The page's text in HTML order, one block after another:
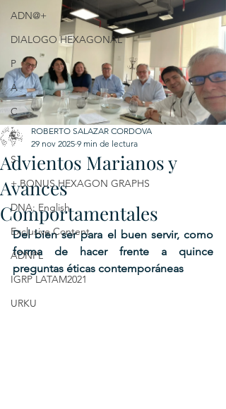
ADN@+
DIALOGO HEXAGONAL
P
A
C
E
S
+ BONUS HEXAGON GRAPHS
DNA: English
Exclusive Content
ADNPL
IGRP LATAM2021
URKU
Advientos Marianos y
Avances
Comportamentales
ROBERTO SALAZAR CORDOVA
29 nov 2025 9 min de lectura
Del bien ser para el buen servir, como
forma de hacer frente a quince
preguntas éticas contemporáneas